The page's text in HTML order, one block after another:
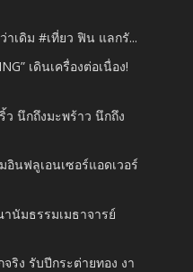
าเดิม #เที่ยว ฟิน แลกรั...
เดินเครื่องต่อเนื่อง!
นึกถึงมะพร้าว นึกถึง
อินฟลูเอนเซอร์แอดเวอร์
นัมธรรมเมธาจารย์
ริง รับปีกระต่ายทอง งา